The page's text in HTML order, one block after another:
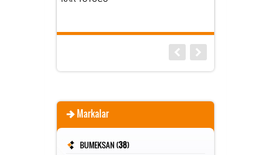
Markalar
BUMEKSAN (38)